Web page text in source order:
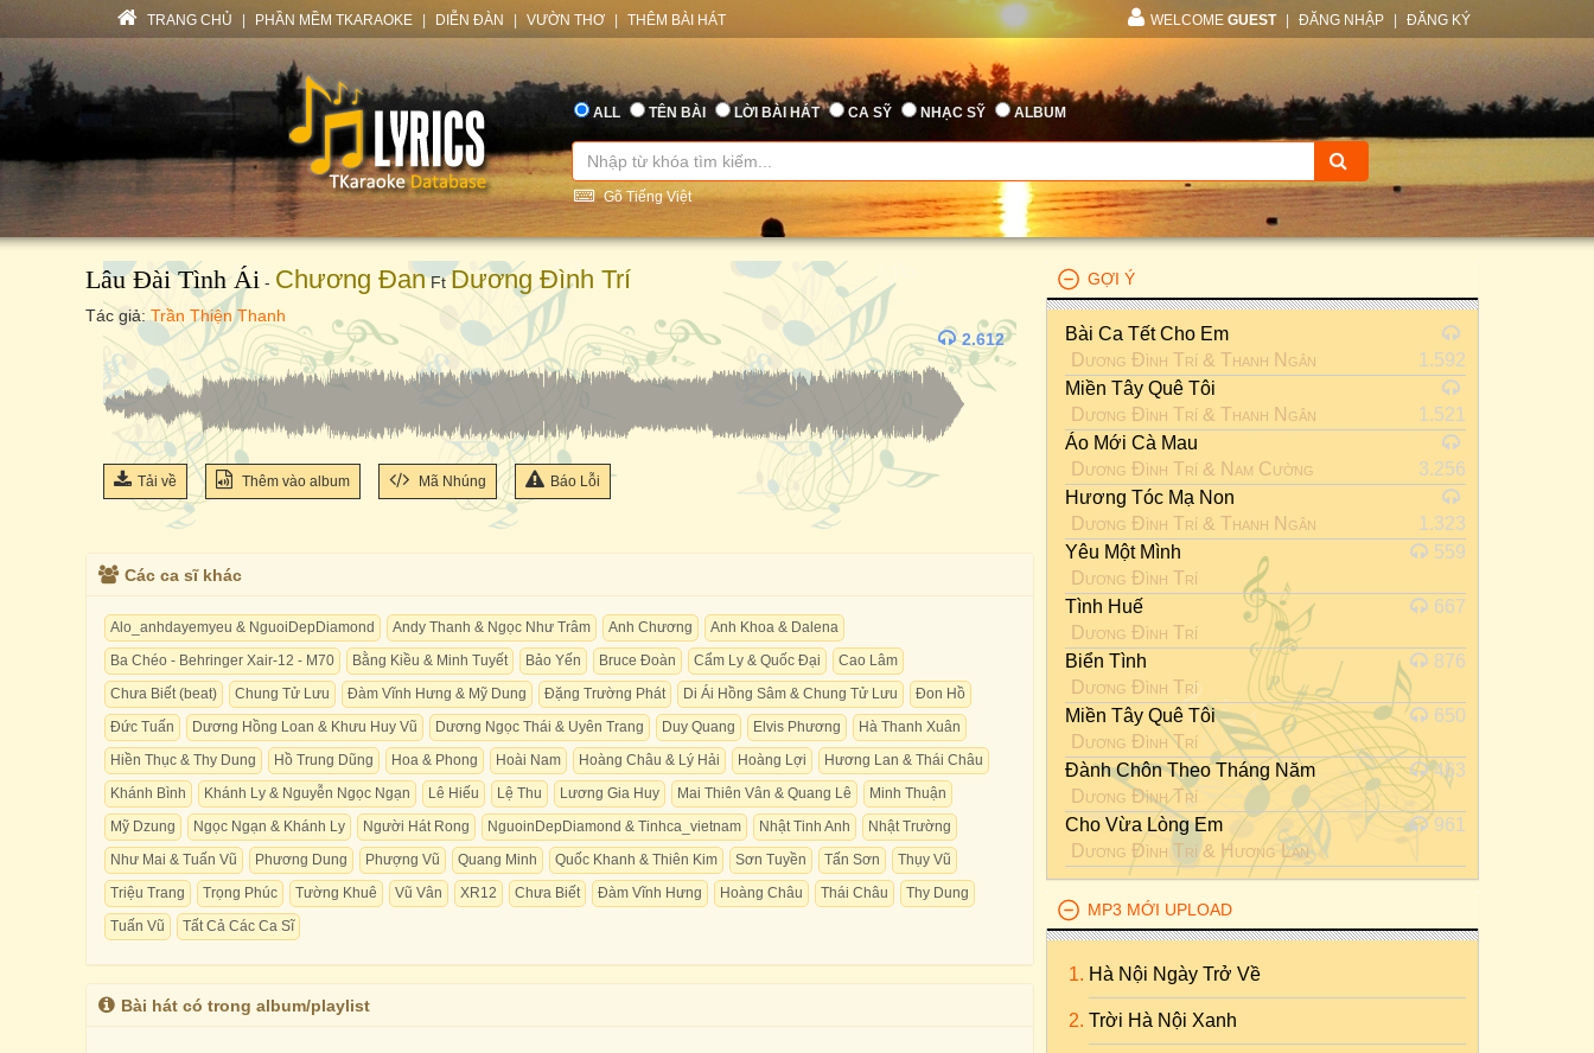
TRANG CHỦ PHẦN MỀM TKARAOKE DIỄN ĐÀN VƯỜN THƠ THÊM BÀI HÁT WELCOME GUEST ĐĂNG NHẬP ĐĂNG KÝ
ALL TÊN BÀI LỜI BÀI HÁT CA SỸ NHẠC SỸ ALBUM
Gõ Tiếng Việt
Lâu Đài Tình Ái - Chương ĐanFtDương Đình Trí
Tác giả: Trần Thiện Thanh
2.612
Tải về Thêm vào album Mã Nhúng Báo Lỗi
Các ca sĩ khác
Alo_anhdayemyeu & NguoiDepDiamond Andy Thanh & Ngọc Như Trâm Anh Chương
Anh Khoa & Dalena
Ba Chéo - Behringer Xair-12 - M70
Bằng Kiều & Minh Tuyết Bảo Yến Bruce Đoàn Cẩm Ly & Quốc Đại
Cao Lâm
Chưa Biết (beat)
Chung Tử Lưu Đàm Vĩnh Hưng & Mỹ Dung Đặng Trường Phát Di Ái Hồng Sâm & Chung Tử Lưu
Đon Hồ
Đức Tuấn
Dương Hồng Loan & Khưu Huy Vũ Dương Ngọc Thái & Uyên Trang Duy Quang Elvis Phương
Hà Thanh Xuân
Hiền Thục & Thy Dung
Hồ Trung Dũng Hoa & Phong Hoài Nam Hoàng Châu & Lý Hải Hoàng Lợi
Hương Lan & Thái Châu
Khánh Bình
Khánh Ly & Nguyễn Ngọc Ngạn Lê Hiếu Lệ Thu Lương Gia Huy Mai Thiên Vân & Quang Lê
Minh Thuận
Mỹ Dzung
Ngọc Ngạn & Khánh Ly Người Hát Rong NguoinDepDiamond & Tinhca_vietnam Nhật Tinh Anh
Nhật Trường
Như Mai & Tuấn Vũ
Phương Dung Phượng Vũ Quang Minh Quốc Khanh & Thiên Kim Sơn Tuyền Tấn Sơn
Thụy Vũ
Triệu Trang
Trọng Phúc Tường Khuê Vũ Vân XR12 Chưa Biết Đàm Vĩnh Hưng Hoàng Châu Thái Châu
Thy Dung
Tuấn Vũ
Tất Cả Các Ca Sĩ
Bài hát có trong album/playlist
GỢI Ý
Bài Ca Tết Cho Em
Dương Đình Trí & Thanh Ngân
1.592
Miền Tây Quê Tôi
Dương Đình Trí & Thanh Ngân
1.521
Áo Mới Cà Mau
Dương Đình Trí & Nam Cường
3.256
Hương Tóc Mạ Non
Dương Đình Trí & Thanh Ngân
1.323
Yêu Một Mình
Dương Đình Trí
559
Tình Huế
Dương Đình Trí
667
Biển Tình
Dương Đình Trí
876
Miền Tây Quê Tôi
Dương Đình Trí
650
Đành Chôn Theo Tháng Năm
Dương Đình Trí
463
Cho Vừa Lòng Em
Dương Đình Trí& Hương Lan
961
MP3 MỚI UPLOAD
Hà Nội Ngày Trở Về
Trời Hà Nội Xanh